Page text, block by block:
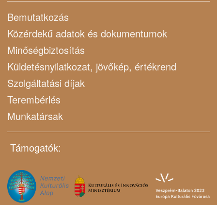
Bemutatkozás
Közérdekű adatok és dokumentumok
Minőségbiztosítás
Küldetésnyilatkozat, jövőkép, értékrend
Szolgáltatási díjak
Terembérlés
Munkatársak
Támogatók: